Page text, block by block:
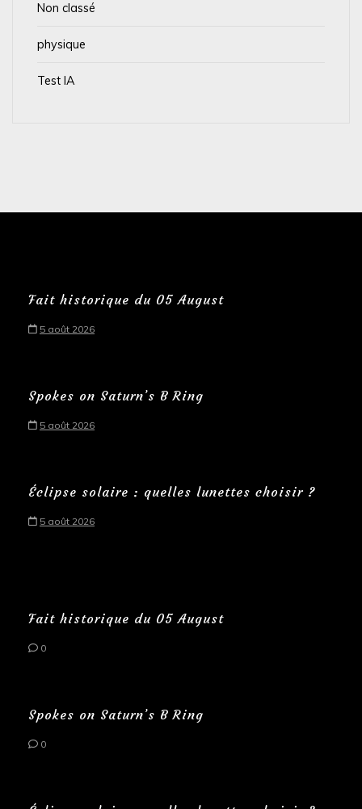
Non classé
physique
Test IA
Fait historique du 05 August
5 août 2026
Spokes on Saturn’s B Ring
5 août 2026
Éclipse solaire : quelles lunettes choisir ?
5 août 2026
Fait historique du 05 August
0
Spokes on Saturn’s B Ring
0